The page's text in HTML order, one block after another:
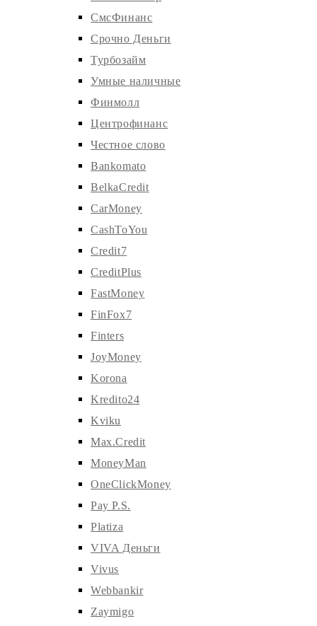
СмсФинанс
Срочно Деньги
Турбозайм
Умные наличные
Финмолл
Центрофинанс
Честное слово
Bankomato
BelkaCredit
CarMoney
CashToYou
Credit7
CreditPlus
FastMoney
FinFox7
Finters
JoyMoney
Korona
Kredito24
Kviku
Max.Credit
MoneyMan
OneClickMoney
Pay P.S.
Platiza
VIVA Деньги
Vivus
Webbankir
Zaymigo